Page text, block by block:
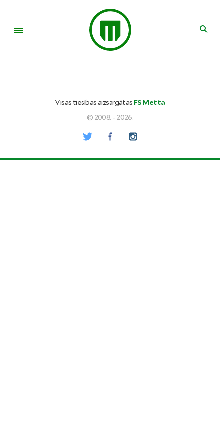
Visas tiesības aizsargātas FS Metta
© 2008. - 2026.